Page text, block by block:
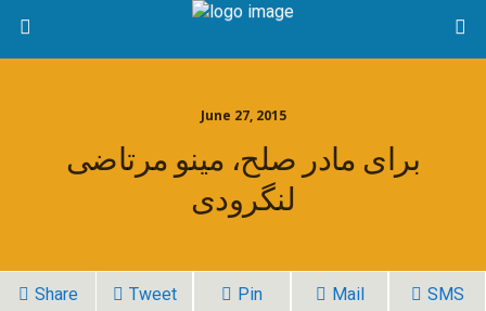
June 27, 2015
برای مادر صلح، مینو مرتاضی
لنگرودی
Share Tweet Pin Mail SMS